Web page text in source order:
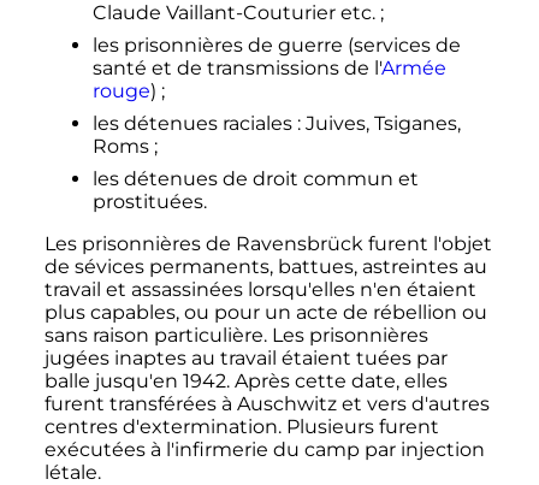
Claude Vaillant-Couturier etc. ;
les prisonnières de guerre (services de
santé et de transmissions de l'Armée
rouge) ;
les détenues raciales : Juives, Tsiganes,
Roms ;
les détenues de droit commun et
prostituées.
Les prisonnières de Ravensbrück furent l'objet
de sévices permanents, battues, astreintes au
travail et assassinées lorsqu'elles n'en étaient
plus capables, ou pour un acte de rébellion ou
sans raison particulière. Les prisonnières
jugées inaptes au travail étaient tuées par
balle jusqu'en 1942. Après cette date, elles
furent transférées à Auschwitz et vers d'autres
centres d'extermination. Plusieurs furent
exécutées à l'infirmerie du camp par injection
létale.